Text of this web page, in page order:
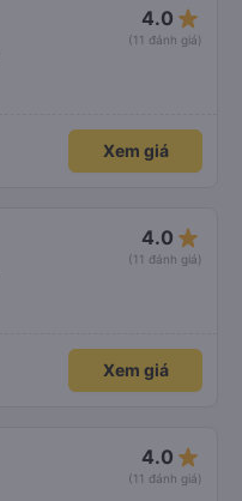
4.0 star_rate
(11 đánh giá)
Xem giá
4.0 star_rate
(11 đánh giá)
Xem giá
4.0 star_rate
(11 đánh giá)